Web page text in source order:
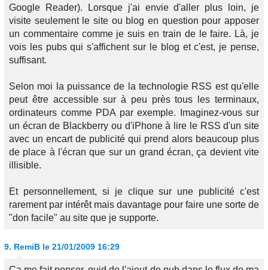
Google Reader). Lorsque j'ai envie d'aller plus loin, je
visite seulement le site ou blog en question pour apposer
un commentaire comme je suis en train de le faire. Là, je
vois les pubs qui s'affichent sur le blog et c'est, je pense,
suffisant.
Selon moi la puissance de la technologie RSS est qu'elle
peut être accessible sur à peu près tous les terminaux,
ordinateurs comme PDA par exemple. Imaginez-vous sur
un écran de Blackberry ou d'iPhone à lire le RSS d'un site
avec un encart de publicité qui prend alors beaucoup plus
de place à l'écran que sur un grand écran, ça devient vite
illisible.
Et personnellement, si je clique sur une publicité c'est
rarement par intérêt mais davantage pour faire une sorte de
"don facile" au site que je supporte.
9. RemiB le 21/01/2009 16:29